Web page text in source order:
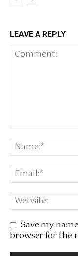
LEAVE A REPLY
Save my
browser for the